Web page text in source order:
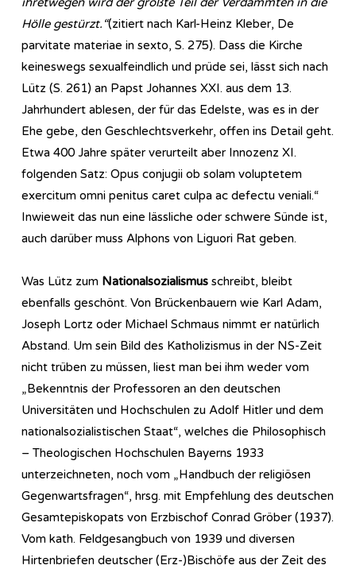
Hölle gestürzt.“(zitiert nach Karl-Heinz Kleber, De
parvitate materiae in sexto, S. 275). Dass die Kirche
keineswegs sexualfeindlich und prüde sei, lässt sich nach
Lütz (S. 261) an Papst Johannes XXI. aus dem 13.
Jahrhundert ablesen, der für das Edelste, was es in der
Ehe gebe, den Geschlechtsverkehr, offen ins Detail geht.
Etwa 400 Jahre später verurteilt aber Innozenz XI.
folgenden Satz: Opus conjugii ob solam voluptetem
exercitum omni penitus caret culpa ac defectu veniali.“
Inwieweit das nun eine lässliche oder schwere Sünde ist,
auch darüber muss Alphons von Liguori Rat geben.
Was Lütz zum Nationalsozialismus schreibt, bleibt
ebenfalls geschönt. Von Brückenbauern wie Karl Adam,
Joseph Lortz oder Michael Schmaus nimmt er natürlich
Abstand. Um sein Bild des Katholizismus in der NS-Zeit
nicht trüben zu müssen, liest man bei ihm weder vom
„Bekenntnis der Professoren an den deutschen
Universitäten und Hochschulen zu Adolf Hitler und dem
nationalsozialistischen Staat“, welches die Philosophisch
– Theologischen Hochschulen Bayerns 1933
unterzeichneten, noch vom „Handbuch der religiösen
Gegenwartsfragen“, hrsg. mit Empfehlung des deutschen
Gesamtepiskopats von Erzbischof Conrad Gröber (1937).
Vom kath. Feldgesangbuch von 1939 und diversen
Hirtenbriefen deutscher (Erz-)Bischöfe aus der Zeit des